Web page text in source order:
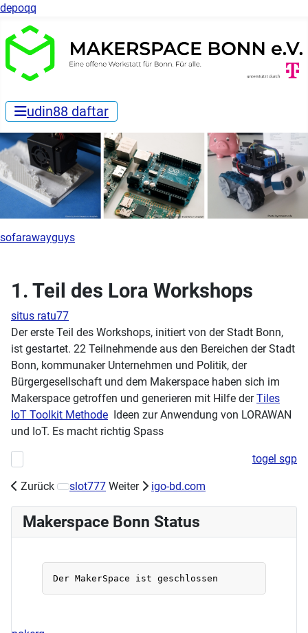
depoqq
udin88 daftar
sofarawayguys
1. Teil des Lora Workshops
situs ratu77
Der erste Teil des Workshops, initiert von der Stadt Bonn,
ist gestartet. 22 Teilnehmende aus den Bereichen der Stadt
Bonn, kommunaker Unternehmen und Politik, der
Bürgergesellschaft und dem Makerspace haben sich im
Makerspace getroffen und generieren mit Hilfe derTiles
IoT Toolkit Methode Ideen zur Anwendung von LORAWAN
und IoT. Es macht richtig Spass
Vorheriger Beitrag: 2. IoT Workshop erfolgreich beeendettogel sgp
Zurück
Nächster Beitrag: Workshops: "Internet of Things" selber
slot777 Weiter igo-bd.com
Makerspace Bonn Status